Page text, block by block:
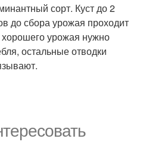
сорт. Куст до 2
до сбора урожая проходит
урожая нужно
остальные отводки